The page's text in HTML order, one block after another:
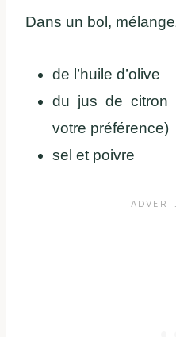
Dans un bol,
de l’huile d’olive
du jus de citron
votre préférence)
sel et poivre